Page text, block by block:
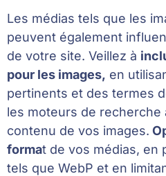
Les médias tels que les
peuvent également
de votre site. Veillez à
pour les images, en
pertinents et des termes
les moteurs de recherche
contenu de vos images.
format de vos médias, en
tels que WebP et en